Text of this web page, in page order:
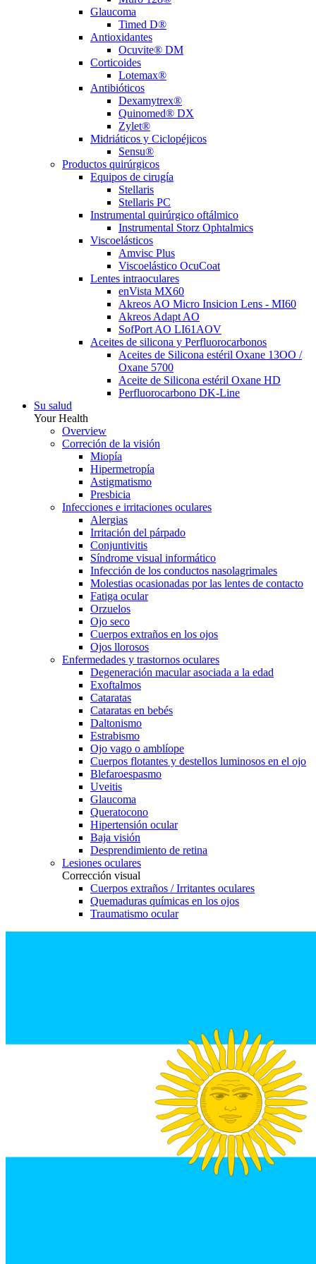
Glaucoma
Timed D®
Antioxidantes
Ocuvite® DM
Corticoides
Lotemax®
Antibióticos
Dexamytrex®
Quinomed® DX
Zylet®
Midriáticos y Ciclopéjicos
Sensu®
Productos quirúrgicos
Equipos de cirugía
Stellaris
Stellaris PC
Instrumental quirúrgico oftálmico
Instrumental Storz Ophtalmics
Viscoelásticos
Amvisc Plus
Viscoelástico OcuCoat
Lentes intraoculares
enVista MX60
Akreos AO Micro Insicion Lens - MI60
Akreos Adapt AO
SofPort AO LI61AOV
Aceites de silicona y Perfluorocarbonos
Aceites de Silicona estéril Oxane 13OO /
Oxane 5700
Aceite de Silicona estéril Oxane HD
Perfluorocarbono DK-Line
Su salud
Your Health
Overview
Correción de la visión
Miopía
Hipermetropía
Astigmatismo
Presbicia
Infecciones e irritaciones oculares
Alergias
Irritación del párpado
Conjuntivitis
Síndrome visual informático
Infección de los conductos nasolagrimales
Molestias ocasionadas por las lentes de contacto
Fatiga ocular
Orzuelos
Ojo seco
Cuerpos extraños en los ojos
Ojos llorosos
Enfermedades y trastornos oculares
Degeneración macular asociada a la edad
Exoftalmos
Cataratas
Cataratas en bebés
Daltonismo
Estrabismo
Ojo vago o amblíope
Cuerpos flotantes y destellos luminosos en el ojo
Blefaroespasmo
Uveitis
Glaucoma
Queratocono
Hipertensión ocular
Baja visión
Desprendimiento de retina
Lesiones oculares
Corrección visual
Cuerpos extraños / Irritantes oculares
Quemaduras químicas en los ojos
Traumatismo ocular